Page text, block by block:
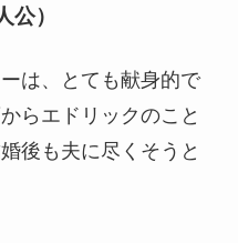
公）
は、とても献身的で
らエドリックのこと
後も夫に尽くそうと